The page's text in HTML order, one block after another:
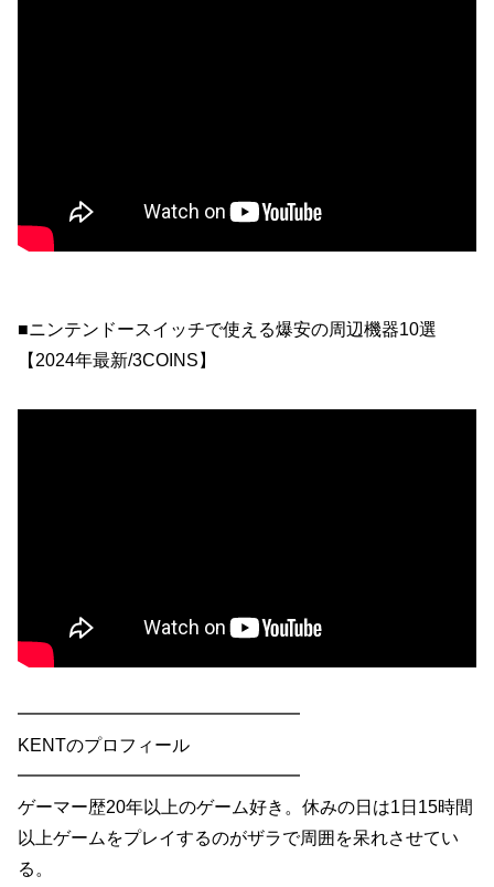
■ニンテンドースイッチで使える爆安の周辺機器10選
【2024年最新/3COINS】
━━━━━━━━━━━━━━━━
KENTのプロフィール
━━━━━━━━━━━━━━━━
ゲーマー歴20年以上のゲーム好き。休みの日は1日15時間
以上ゲームをプレイするのがザラで周囲を呆れさせてい
る。